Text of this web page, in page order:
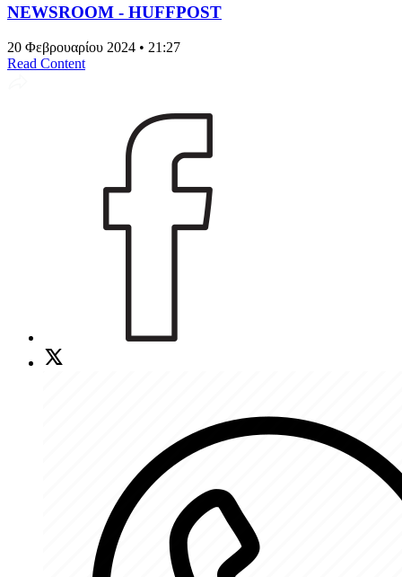
NEWSROOM - HUFFPOST
20 Φεβρουαρίου 2024 • 21:27
Read Content